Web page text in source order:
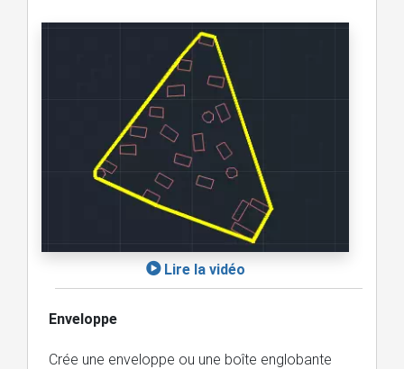
Lire la vidéo
Enveloppe
Crée une enveloppe ou une boîte englobante